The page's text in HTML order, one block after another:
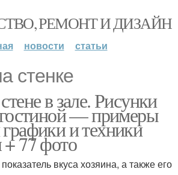
РЕМОНТ И ДИЗАЙН
новости статьи
стенке
в зале. Рисунки
гостиной — примеры
и техники
77 фото
вкуса хозяина, а также его